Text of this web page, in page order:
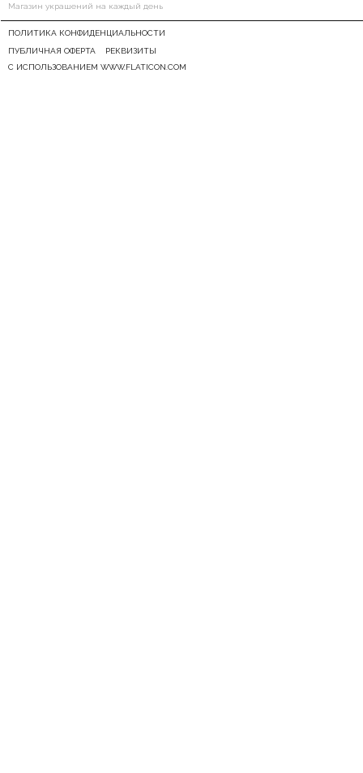
Магазин украшений на каждый день
РЕКВИЗИТЫ
ПОЛИТИКА КОНФИДЕНЦИАЛЬНОСТИ
ПУБЛИЧНАЯ ОФЕРТА
С ИСПОЛЬЗОВАНИЕМ WWW.FLATICON.COM